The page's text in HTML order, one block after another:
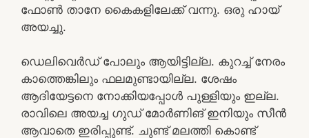
ഫോൺ താനേ കൈകളിലേക്ക് വന്നു. ഒരു ഹായ്
അയച്ചു.
ഡെലിവെർഡ് പോലും ആയിട്ടില്ല. കുറച്ച് നേരം
കാത്തെങ്കിലും ഫലമുണ്ടായില്ല. ശേഷം
ആദിയേട്ടനെ നോക്കിയപ്പോൾ പുള്ളിയും ഇല്ല.
രാവിലെ അയച്ച ഗുഡ് മോർണിങ് ഇനിയും സീൻ
ആവാതെ ഇരിപ്പുണ്ട്. ചുണ്ട് മലത്തി കൊണ്ട്